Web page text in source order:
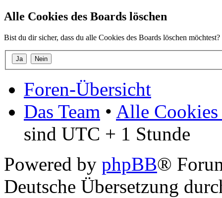
Alle Cookies des Boards löschen
Bist du dir sicher, dass du alle Cookies des Boards löschen möchtest?
Foren-Übersicht
Das Team • Alle Cookies
sind UTC + 1 Stunde
Powered by phpBB®
Deutsche Übersetzung